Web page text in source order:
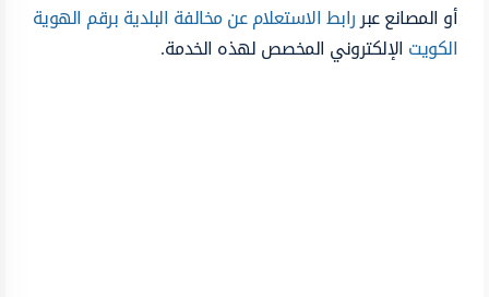
أو المصانع عبررابط الاستعلام عن مخالفة البلدية برقم الهوية
الكويت الإلكتروني المخصص لهذه الخدمة.